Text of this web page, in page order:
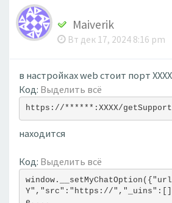
Maiverik
Вт дек 17, 2024 8:16 pm
в настройках web стоит порт
Код: Выделить всё
https://******:XXXX/
находится
Код: Выделить всё
Y","src":"https://